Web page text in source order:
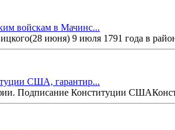
войскам в Мачинс...
июня) 9 июля 1791 года в
США, гарантир...
Подписание Конституции